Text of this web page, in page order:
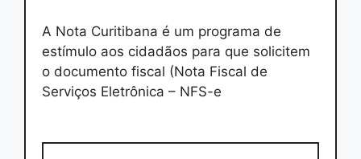
A Nota Curitibana é um programa de
estímulo aos cidadãos para que solicitem
o documento fiscal (Nota Fiscal de
Serviços Eletrônica – NFS-e